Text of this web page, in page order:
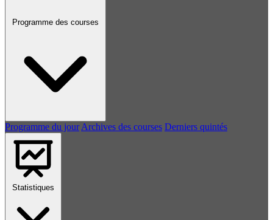
Programme des courses
Programme du jour Archives des courses Derniers quintés
Statistiques